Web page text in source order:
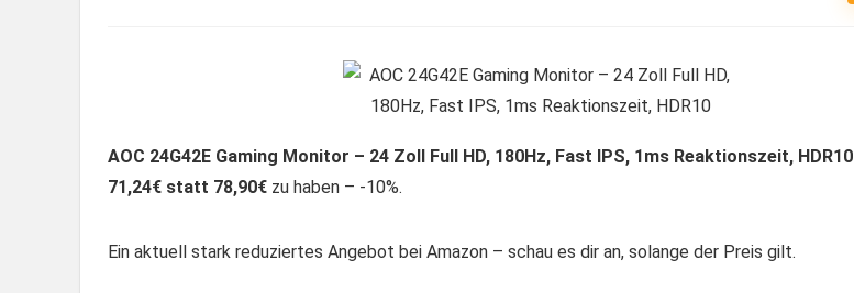
AOC 24G42E Gaming Monitor – 24 Zoll Full HD, 180Hz, Fast IPS, 1ms Reaktionszeit, HDR10
71,24€ statt 78,90€ zu haben – -10%.
Ein aktuell stark reduziertes Angebot bei Amazon – schau es dir an, solange der Preis gilt.